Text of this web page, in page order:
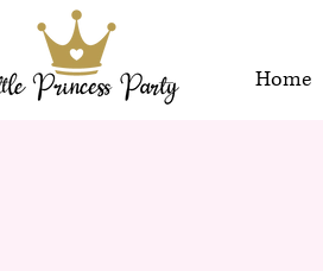
Home